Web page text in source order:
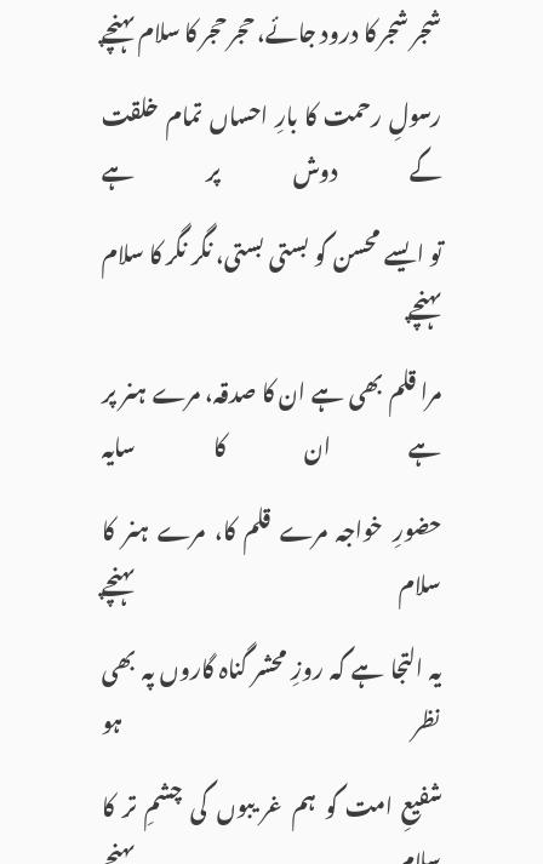
شجر شجر کا درود جائے، حجر حجر کا سلام پہنچے
رسولِ رحمت کا بارِ احساں تمام خلقت
کے دوش پر ہے
تو ایسے محسن کو بستی بستی، نگر نگر کا سلام
پہنچے
مرا قلم بھی ہے ان کا صدقہ، مرے ہنر پر
ہے ان کا سایہ
حضورِ خواجہ مرے قلم کا، مرے ہنر کا
سلام پہنچے
یہ التجا ہے کہ روزِ محشر گناہ گاروں پہ بھی
نظر ہو
شفیعِ امت کو ہم غریبوں کی چشمِ تر کا